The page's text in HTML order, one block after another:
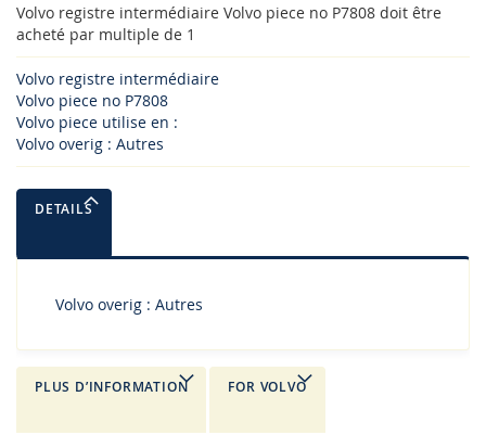
Volvo registre intermédiaire Volvo piece no P7808 doit être
acheté par multiple de 1
Volvo registre intermédiaire
Volvo piece no P7808
Volvo piece utilise en :
Volvo overig : Autres
DETAILS
Volvo overig : Autres
PLUS D’INFORMATION FOR VOLVO